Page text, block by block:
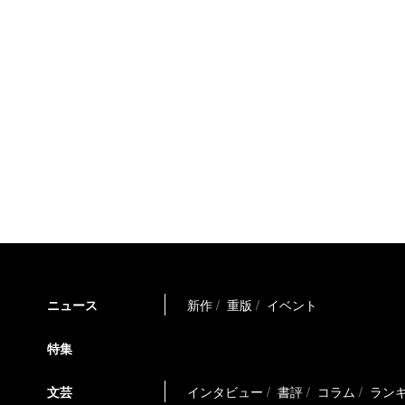
ニュース 新作 重版 イベント
特集
文芸 インタビュー 書評 コラム ラン